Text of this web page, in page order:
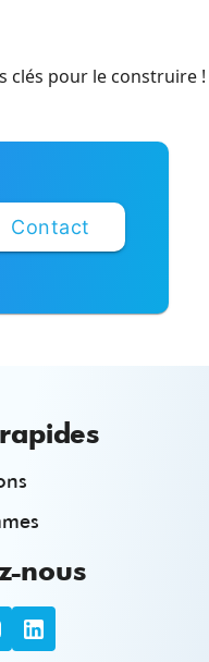
clés pour le construire !
Contact
nous